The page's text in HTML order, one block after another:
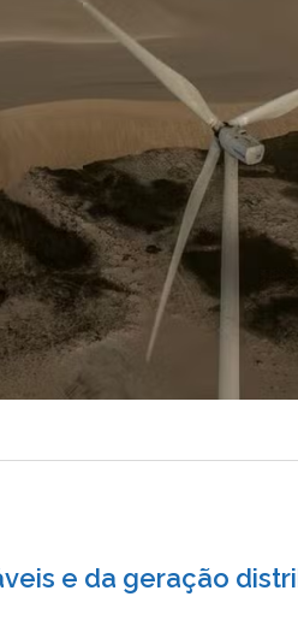
e da geração